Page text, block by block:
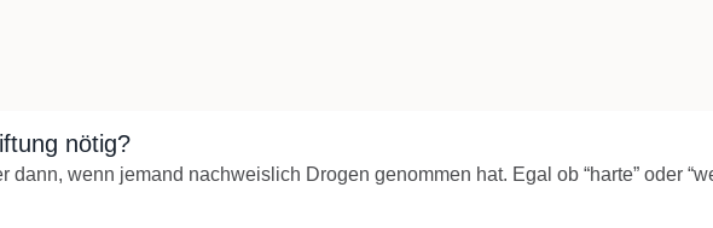
nötig?
dann, wenn jemand nachweislich Drogen genommen hat. Egal ob “harte” oder